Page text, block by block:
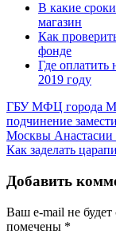
В какие
магазин
Как
фонде
Где оплатить
2019 году
ГБУ МФЦ города
подчинение
Москвы Анастасии
Как заделать
Добавить
Ваш e-mail не будет
помечены *